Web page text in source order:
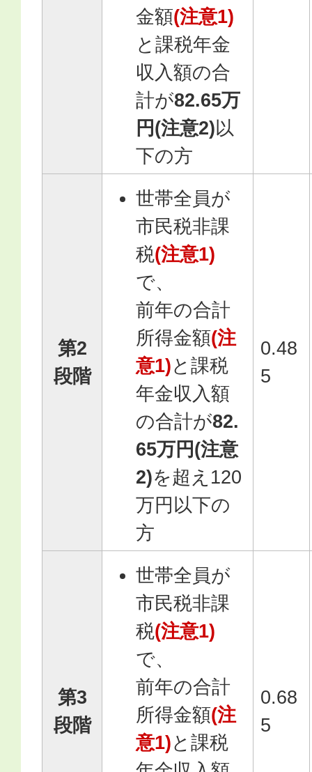
金額(注意1)
と課税年金
収入額の合
計が82.65万
円(注意2)以
下の方
第2
段階
世帯全員が
市民税非課
税(注意1)
で、
前年の合計
所得金額(注
意1)と課税
年金収入額
の合計が82.
65万円(注意
2)を超え120
万円以下の
方
0.48
5
第3
段階
世帯全員が
市民税非課
税(注意1)
で、
前年の合計
所得金額(注
意1)と課税
0.68
5